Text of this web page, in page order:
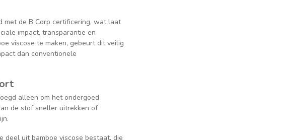
met de B Corp certificering, wat laat
impact, transparantie en
viscose te maken, gebeurt dit veilig
dan conventionele
alleen om het ondergoed
de stof sneller uitrekken of
uit bamboe viscose bestaat, die